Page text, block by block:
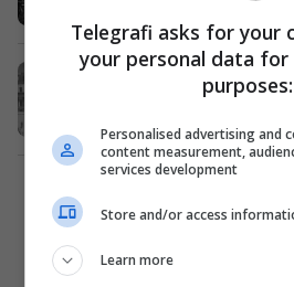
94 viteve më
shpallur
Shqipëri 21/01/
Telegrafi asks for your
your personal data
purposes:
Personalised advertising and
content measurement,
services development
Store and/or access
Learn more